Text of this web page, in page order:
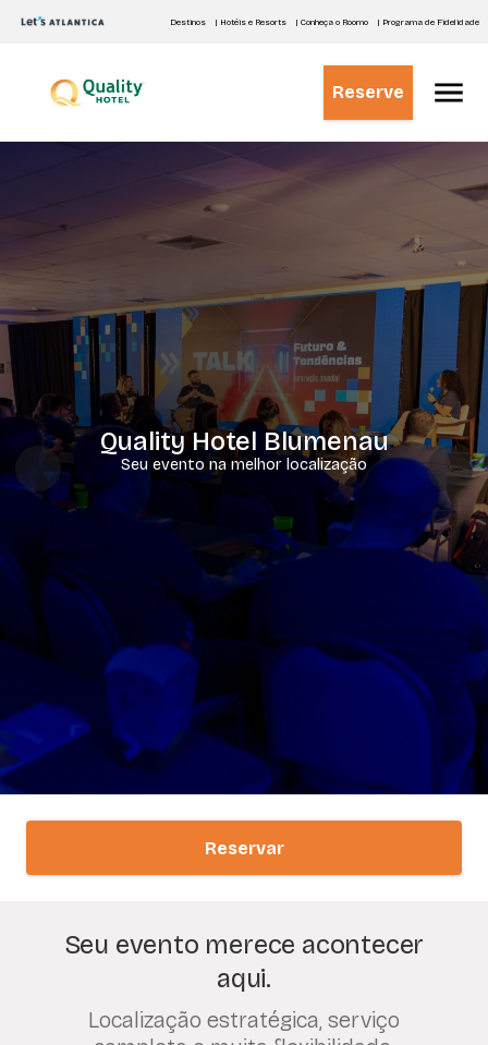
Destinos | Hotéis e Resorts | Conheça o Roomo | Programa de Fidelidade
Reserve
Quality Hotel Blumenau
Seu evento na melhor localização
Reservar
Seu evento merece acontecer
aqui.
Localização estratégica, serviço